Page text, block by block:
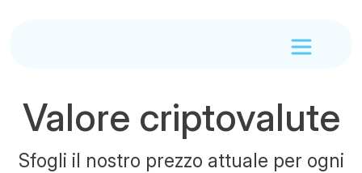
Valore criptovalute
Sfogli il nostro prezzo attuale per ogni